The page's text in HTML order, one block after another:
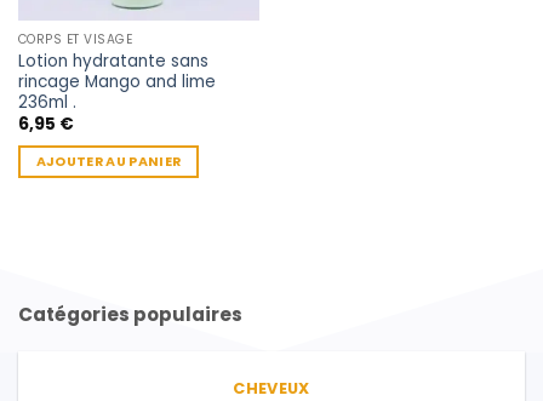
CORPS ET VISAGE
Lotion hydratante sans
rincage Mango and lime
236ml .
6,95 €
AJOUTER AU PANIER
Catégories populaires
CHEVEUX